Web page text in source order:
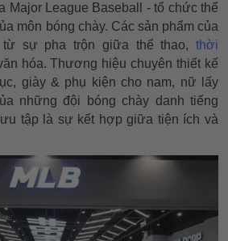
Major League Baseball - tổ chức thể
môn bóng chày. Các sản phẩm của
sự pha trộn giữa thể thao, thời
hóa. Thương hiệu chuyên thiết kế
giày & phụ kiện cho nam, nữ lấy
những đội bóng chày danh tiếng
tập là sự kết hợp giữa tiện ích và